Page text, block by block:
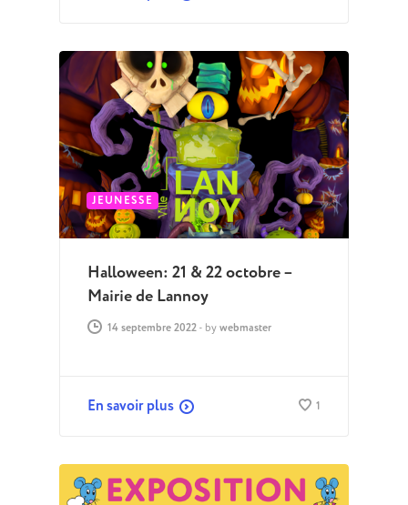
JEUNESSE
Halloween: 21 & 22 octobre –
Mairie de Lannoy
14 septembre 2022- by webmaster
En savoir plus 1